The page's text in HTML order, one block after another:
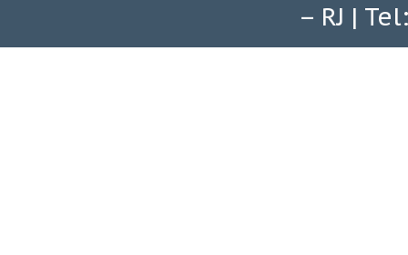
– RJ |